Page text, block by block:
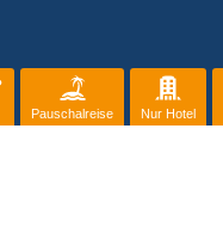
Pauschalreise Nur Hotel